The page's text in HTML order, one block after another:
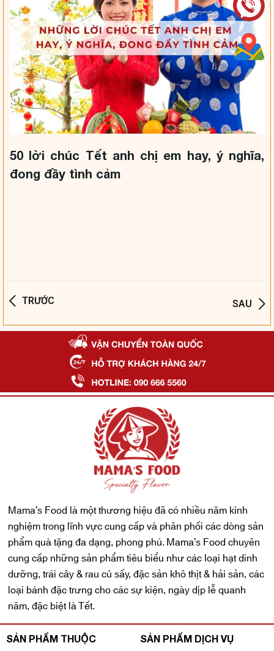
50 lời chúc Tết anh chị em hay, ý nghĩa,
đong đầy tình cảm
TRƯỚC SAU
Mama’s Food là một thương hiệu đã có nhiều năm kinh
nghiệm trong lĩnh vực cung cấp và phân phối các dòng sản
phẩm quà tặng đa dạng, phong phú. Mama’s Food chuyên
cung cấp những sản phẩm tiêu biểu như các loại hạt dinh
dưỡng, trái cây & rau củ sấy, đặc sản khô thịt & hải sản, các
loại bánh đặc trưng cho các sự kiện, ngày dịp lễ quanh
năm, đặc biệt là Tết.
SẢN PHẨM THUỘC SẢN PHẨM DỊCH VỤ